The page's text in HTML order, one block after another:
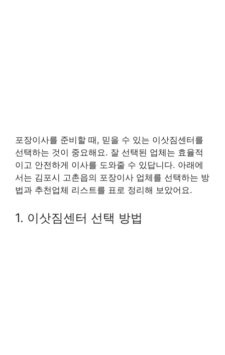
포장이사를 준비할 때, 믿을 수 있는 이삿짐센터를
선택하는 것이 중요해요. 잘 선택된 업체는 효율적
이고 안전하게 이사를 도와줄 수 있답니다. 아래에
서는 김포시 고촌읍의 포장이사 업체를 선택하는 방
법과 추천업체 리스트를 표로 정리해 보았어요.
1. 이삿짐센터 선택 방법